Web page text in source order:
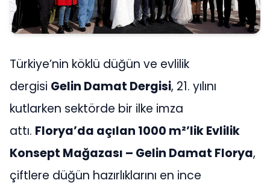
Türkiye’nin köklü düğün ve evlilik
dergisi Gelin Damat Dergisi, 21. yılını
kutlarken sektörde bir ilke imza
attı. Florya’da açılan 1000 m²’lik Evlilik
Konsept Mağazası – Gelin Damat Florya,
çiftlere düğün hazırlıklarını en ince